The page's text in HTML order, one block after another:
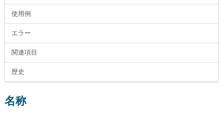
使用例
エラー
関連項目
歴史
名称